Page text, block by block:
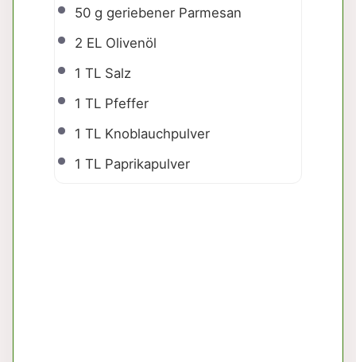
50 g geriebener Parmesan
2 EL Olivenöl
1 TL Salz
1 TL Pfeffer
1 TL Knoblauchpulver
1 TL Paprikapulver